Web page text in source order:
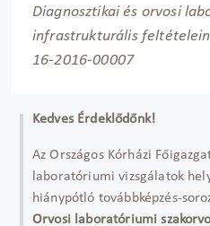
Diagnosztikai és orvosi
infrastrukturális
16-2016-00007
Kedves Érdeklődőnk!
Az Országos Kórházi
laboratóriumi vizsgálatok
hiánypótló továbbképzés-
Orvosi laboratóriumi